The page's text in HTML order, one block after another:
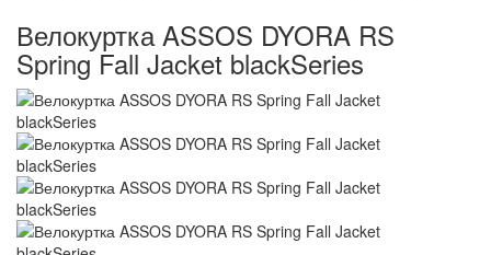
Велокуртка ASSOS DYORA RS
Spring Fall Jacket blackSeries